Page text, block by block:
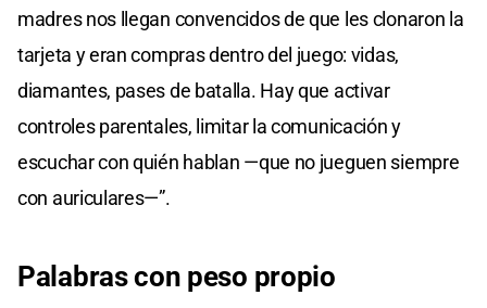
madres nos llegan convencidos de que les clonaron la
tarjeta y eran compras dentro del juego: vidas,
diamantes, pases de batalla. Hay que activar
controles parentales, limitar la comunicación y
escuchar con quién hablan —que no jueguen siempre
con auriculares—”.
Palabras con peso propio